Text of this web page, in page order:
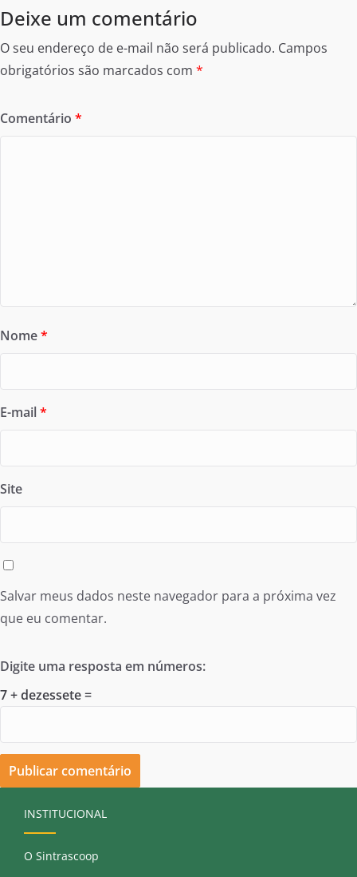
Deixe um comentário
O seu endereço de e-mail não será publicado. Campos
obrigatórios são marcados com *
Comentário *
Nome*
E-mail*
Site
Salvar meus dados neste navegador para a próxima vez
que eu comentar.
Digite uma resposta em números:
7 + dezessete =
INSTITUCIONAL
O Sintrascoop